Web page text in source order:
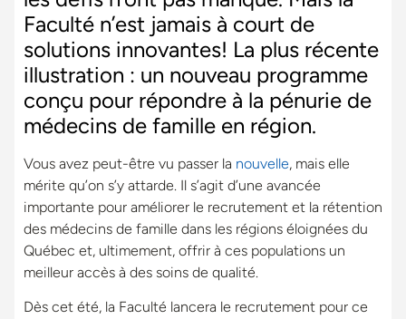
Faculté n’est jamais à court de
solutions innovantes! La plus récente
illustration : un nouveau programme
conçu pour répondre à la pénurie de
médecins de famille en région.
Vous avez peut-être vu passer la nouvelle, mais elle
mérite qu’on s’y attarde. Il s’agit d’une avancée
importante pour améliorer le recrutement et la rétention
des médecins de famille dans les régions éloignées du
Québec et, ultimement, offrir à ces populations un
meilleur accès à des soins de qualité.
Dès cet été, la Faculté lancera le recrutement pour ce